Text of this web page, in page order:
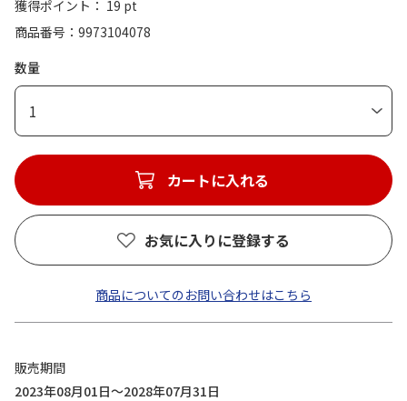
獲得ポイント： 19 pt
商品番号
9973104078
数量
1
カートに入れる
お気に入りに登録する
商品についてのお問い合わせはこちら
販売期間
2023年08月01日～2028年07月31日